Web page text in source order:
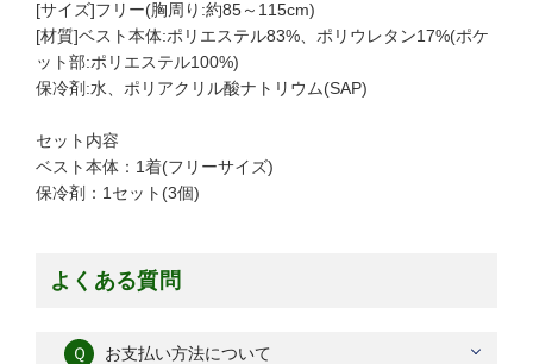
[サイズ]フリー(胸周り:約85～115cm)
[材質]ベスト本体:ポリエステル83%、ポリウレタン17%(ポケ
ット部:ポリエステル100%)
保冷剤:水、ポリアクリル酸ナトリウム(SAP)
セット内容
ベスト本体：1着(フリーサイズ)
保冷剤：1セット(3個)
よくある質問
Ｑ お支払い方法について